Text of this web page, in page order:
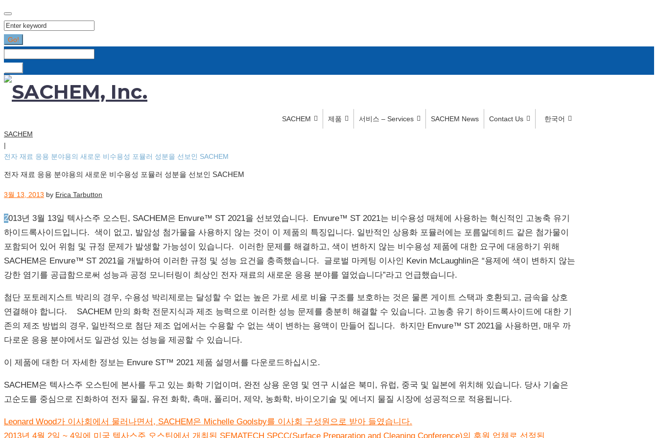
Search
for:
Go!
SACHEM 제품 서비스 – Services SACHEM News Contact Us
한국어
SACHEM
|
전자 재료 응용 분야용의 새로운 비수용성 포뮬러 성분을 선보인 SACHEM
전자 재료 응용 분야용의 새로운 비수용성 포뮬러 성분을 선보인 SACHEM
3월 13, 2013 by Erica Tarbutton
2013년 3월 13일 텍사스주 오스틴, SACHEM은 Envure™ ST 2021을 선보였습니다. Envure™ ST 2021는 비수용성 매체에 사용하는 혁신적인 고농축 유기
하이드록사이드입니다. 색이 없고, 발암성 첨가물을 사용하지 않는 것이 이 제품의 특징입니다. 일반적인 상용화 포뮬러에는 포름알데히드 같은 첨가물이
포함되어 있어 위험 및 규정 문제가 발생할 가능성이 있습니다. 이러한 문제를 해결하고, 색이 변하지 않는 비수용성 제품에 대한 요구에 대응하기 위해
SACHEM은 Envure™ ST 2021을 개발하여 이러한 규정 및 성능 요건을 충족했습니다. 글로벌 마케팅 이사인 Kevin McLaughlin은 “용제에 색이 변하지 않는
강한 염기를 공급함으로써 성능과 공정 모니터링이 최상인 전자 재료의 새로운 응용 분야를 열었습니다”라고 언급했습니다.
첨단 포토레지스트 박리의 경우, 수용성 박리제로는 달성할 수 없는 높은 가로 세로 비율 구조를 보호하는 것은 물론 게이트 스택과 호환되고, 금속을 상호
연결해야 합니다. SACHEM 만의 화학 전문지식과 제조 능력으로 이러한 성능 문제를 충분히 해결할 수 있습니다. 고농충 유기 하이드록사이드에 대한 기
존의 제조 방법의 경우, 일반적으로 첨단 제조 업에서는 수용할 수 없는 색이 변하는 용액이 만들어 집니다. 하지만 Envure™ ST 2021을 사용하면, 매우 까
다로운 응용 분야에서도 일관성 있는 성능을 제공할 수 있습니다.
이 제품에 대한 더 자세한 정보는 Envure ST™ 2021 제품 설명서를 다운로드하십시오.
SACHEM은 텍사스주 오스틴에 본사를 두고 있는 화학 기업이며, 완전 상용 운영 및 연구 시설은 북미, 유럽, 중국 및 일본에 위치해 있습니다. 당사 기술은
고순도를 중심으로 진화하여 전자 물질, 유전 화학, 촉매, 폴리머, 제약, 농화학, 바이오기술 및 에너지 물질 시장에 성공적으로 적용됩니다.
글
내
Leonard Wood가 이사회에서 물러나면서, SACHEM은 Michelle Goolsby를 이사회 구성원으로 받아 들였습니다.
2013년 4월 2일 ~ 4일에 미국 텍사스주 오스틴에서 개최된 SEMATECH SPCC(Surface Preparation and Cleaning Conference)의 후원 업체로 선정된